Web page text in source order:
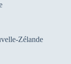
Zélande